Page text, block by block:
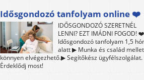
Idősgondozó tanfolyam online ❤️
IDŐSGONDOZÓ SZERETNÉL
LENNI? EZT IMÁDNI FOGOD! ❤️
Idősgondozó tanfolyam 1,5
alatt ▶ Munka és család
könnyen elvégezhető.▶ Segítőkész
Érdeklődj most!